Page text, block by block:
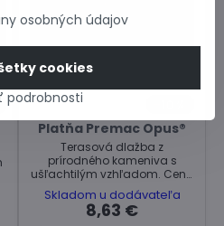
Platňa Premac Opus®
Terasová dlažba z
prírodného kameniva s
ušľachtilým vzhľadom. Cena
za ks.
Skladom u dodávateľa
8,63 €
osobných údajov
podrobnosti
cookies